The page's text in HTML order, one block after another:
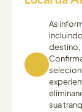
As
destino,
sua